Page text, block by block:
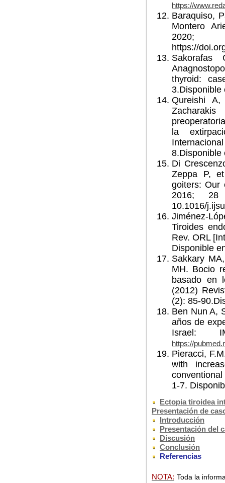
https://
Baraquiso,
Montero
2020;
https://
thyroid:
3.Disponible
Qureishi
la
Di
Zeppa P,
goiters: Our
2016;
10.1016/
Jiménez-
Tiroides
Rev. ORL
Disponible
Sakkary
MH. Bocio
basado en
(2012)
(2): 85-
Ben Nun A,
años de
Israel:
https://
Pieracci,
with
1-7.
Ectopia tiroidea
Presentación de
Introducción
Presentación del
Discusión
Conclusión
Referencias
NOTA: Toda la